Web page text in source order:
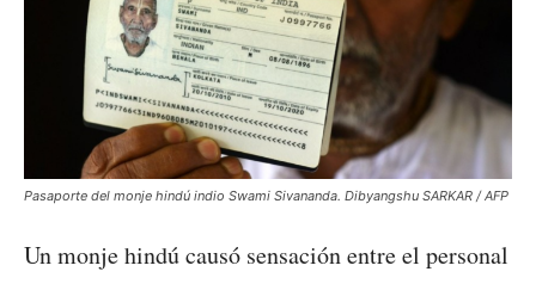
Pasaporte del monje hindú indio Swami Sivananda. Dibyangshu SARKAR / AFP
Un monje hindú causó sensación entre el personal